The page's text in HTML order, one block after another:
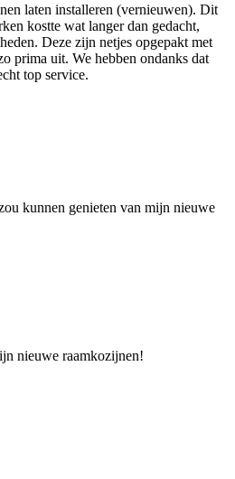
laten installeren (vernieuwen). Dit
kostte wat langer dan gedacht,
Deze zijn netjes opgepakt met
prima uit. We hebben ondanks dat
top service.
kunnen genieten van mijn nieuwe
nieuwe raamkozijnen!